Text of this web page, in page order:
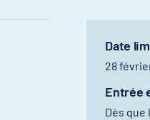
Date
28
Entrée
Dès